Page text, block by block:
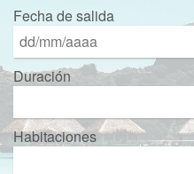
Fecha de salida
Duración
Habitaciones